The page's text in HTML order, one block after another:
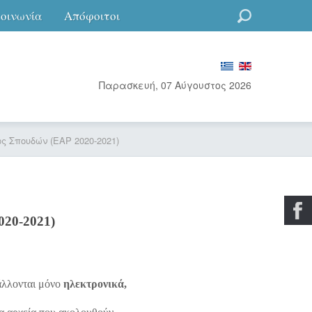
Απόφοιτοι
Παρασκευή, 07 Αύγουστος 2026
Σπουδών (ΕΑΡ 2020-2021)
2021)
μόνο ηλεκτρονικά,